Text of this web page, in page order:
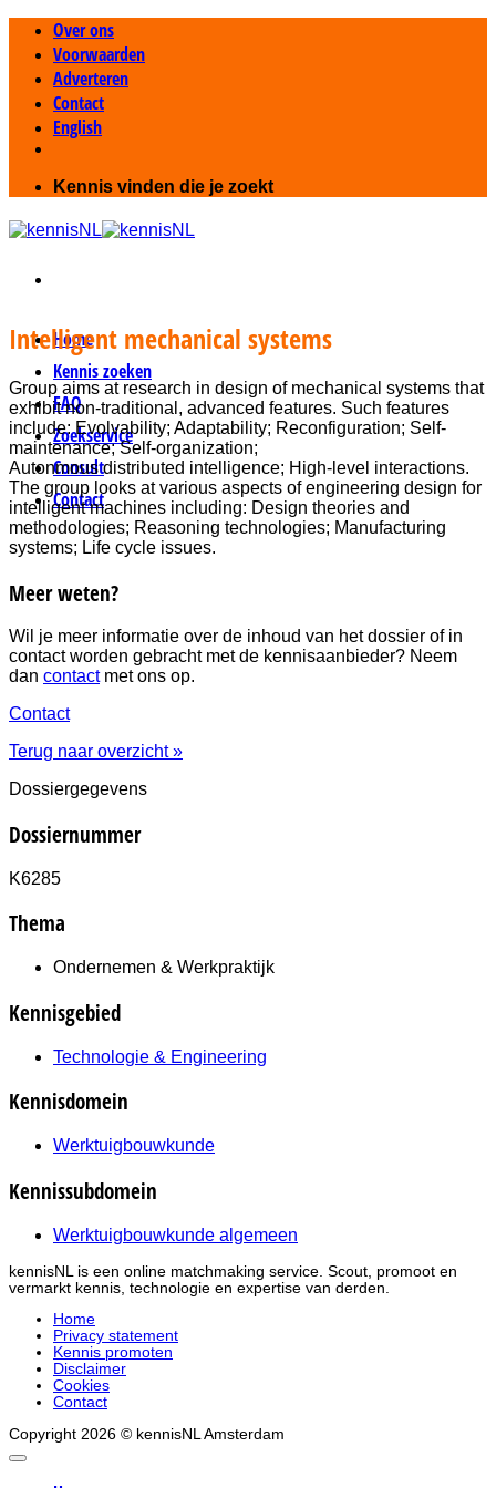
inhoud
Over ons
Voorwaarden
Adverteren
Contact
English
Kennis vinden die je zoekt
Home
Kennis zoeken
FAQ
Zoekservice
Consult
Contact
Intelligent mechanical systems
Group aims at research in design of mechanical systems that
exhibit non-traditional, advanced features. Such features
include: Evolvability; Adaptability; Reconfiguration; Self-
maintenance; Self-organization;
Autonmous distributed intelligence; High-level interactions.
The group looks at various aspects of engineering design for
intelligent machines including: Design theories and
methodologies; Reasoning technologies; Manufacturing
systems; Life cycle issues.
Meer weten?
Wil je meer informatie over de inhoud van het dossier of in
contact worden gebracht met de kennisaanbieder? Neem
dan contactmet ons op.
Contact
Terug naar overzicht »
Dossiergegevens
Dossiernummer
K6285
Thema
Ondernemen & Werkpraktijk
Kennisgebied
Technologie & Engineering
Kennisdomein
Werktuigbouwkunde
Kennissubdomein
Werktuigbouwkunde algemeen
kennisNL is een online matchmaking service. Scout, promoot en
vermarkt kennis, technologie en expertise van derden.
Home
Privacy statement
Kennis promoten
Disclaimer
Cookies
Contact
Copyright 2026 © kennisNL Amsterdam